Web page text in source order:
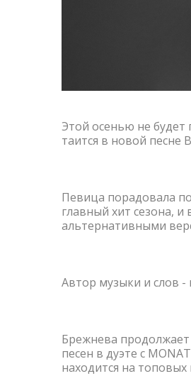
Этой осенью не будет
таится в новой песне
Певица порадовала
главный хит сезона,
альтернативными
Автор музыки и слов
Брежнева
песен в дуэте с
находится на